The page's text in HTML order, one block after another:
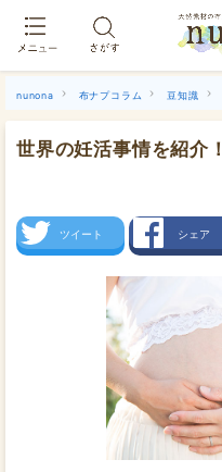
nunona 布ナプコラム 豆知識
世界の妊活事情を紹介！
ツイート シェア